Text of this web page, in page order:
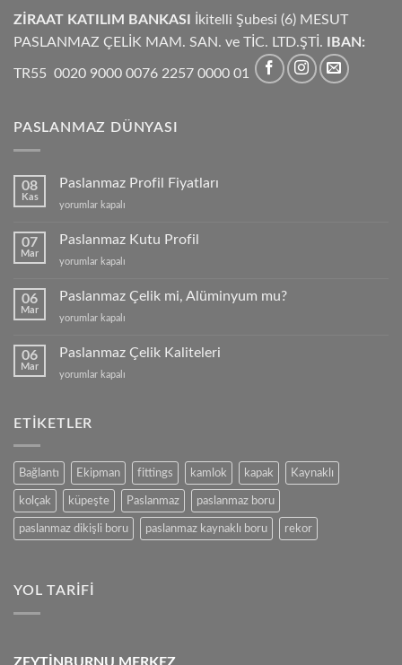
ZİRAAT KATILIM BANKASI
İkitelli Şubesi (6) MESUT
PASLANMAZ ÇELİK MAM. SAN. ve TİC. LTD.ŞTİ.
IBAN:
TR55 0020 9000 0076 2257 0000 01
PASLANMAZ DÜNYASI
08
Kas
Paslanmaz Profil Fiyatları
Paslanmaz
Fiyatları
yorumlar kapalı
07
Mar
Paslanmaz Kutu Profil
Paslanmaz
Profil
yorumlar kapalı
06
Mar
Paslanmaz Çelik mi, Alüminyum mu?
Paslanmaz
mi,
mu?
yorumlar kapalı
06
Mar
Paslanmaz Çelik Kaliteleri
Paslanmaz
için
yorumlar kapalı
ETIKETLER
Bağlantı Ekipman fittings kamlok kapak Kaynaklı
kolçak küpeşte Paslanmaz paslanmaz boru
paslanmaz dikişli boru paslanmaz kaynaklı boru rekor
YOL TARIFI